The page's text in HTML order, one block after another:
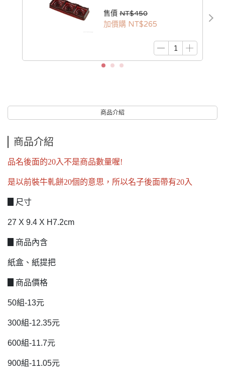
售價 NT$450
加價購 NT$265
商品介紹
商品介紹
品名後面的20入不是商品數量喔!
是以前裝牛軋餅20個的意思，所以名子後面帶有20入
▊尺寸
27 X 9.4 X H7.2cm
▊商品內含
紙盒、紙提把
▊商品價格
50組-13元
300組-12.35元
600組-11.7元
900組-11.05元